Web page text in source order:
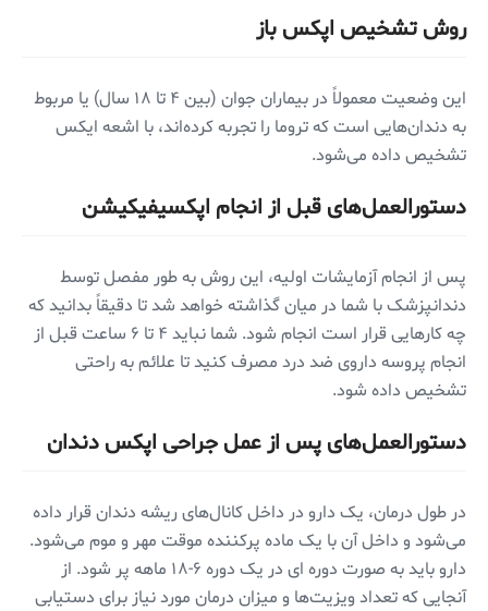
روش تشخیص اپکس باز
این وضعیت معمولاً در بیماران جوان (بین ۴ تا ۱۸ سال) یا مربوط
به دندان‌هایی است که تروما را تجربه کرده‌اند، با اشعه ایکس
تشخیص داده می‌شود.
دستورالعمل‌های قبل از انجام اپکسیفیکیشن
پس از انجام آزمایشات اولیه، این روش به طور مفصل توسط
دندانپزشک با شما در میان گذاشته خواهد شد تا دقیقاً بدانید که
چه کار‌هایی قرار است انجام شود. شما نباید ۴ تا ۶ ساعت قبل از
انجام پروسه داروی ضد درد مصرف کنید تا علائم به راحتی
تشخیص داده شود.
دستورالعمل‌های پس از عمل جراحی اپکس دندان
در طول درمان، یک دارو در داخل کانال‌های ریشه دندان قرار داده
می‌شود و داخل آن با یک ماده پرکننده موقت مهر و موم می‌شود.
دارو باید به صورت دوره ای در یک دوره ۶-۱۸ ماهه پر شود. از
آنجایی که تعداد ویزیت‌ها و میزان درمان مورد نیاز برای دستیابی